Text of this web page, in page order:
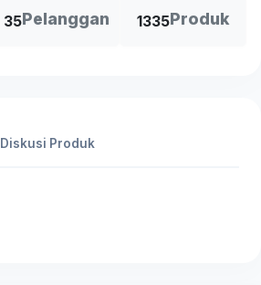
35Pelanggan 1335Produk
Diskusi Produk